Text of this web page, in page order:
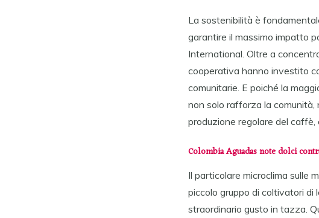
La sostenibilità è
garantire il massimo impatto
International. Oltre a
cooperativa hanno investito
comunitarie. E poiché la
non solo rafforza la
produzione regolare del
Colombia Aguadas note dolci
Il particolare microclima sulle
piccolo gruppo di coltivatori di
straordinario gusto in tazza.